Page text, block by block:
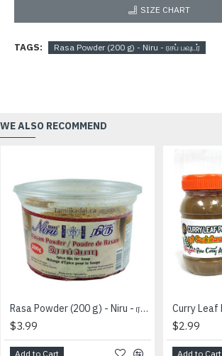
SIZE CHART
TAGS: Rasa Powder (200 g) - Niru - ரசப் பவுடர்
WE ALSO RECOMMEND
Rasa Powder (200 g) - Niru - ரசப் பவுடர்
$3.99
Add to Cart
$2.99
Add to Cart